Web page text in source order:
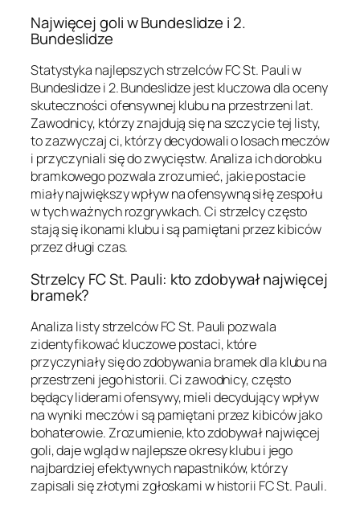
Najwięcej goli w Bundeslidze i 2.
Bundeslidze
Statystyka najlepszych strzelców FC St. Pauli w
Bundeslidze i 2. Bundeslidze jest kluczowa dla oceny
skuteczności ofensywnej klubu na przestrzeni lat.
Zawodnicy, którzy znajdują się na szczycie tej listy,
to zazwyczaj ci, którzy decydowali o losach meczów
i przyczyniali się do zwycięstw. Analiza ich dorobku
bramkowego pozwala zrozumieć, jakie postacie
miały największy wpływ na ofensywną siłę zespołu
w tych ważnych rozgrywkach. Ci strzelcy często
stają się ikonami klubu i są pamiętani przez kibiców
przez długi czas.
Strzelcy FC St. Pauli: kto zdobywał najwięcej
bramek?
Analiza listy strzelców FC St. Pauli pozwala
zidentyfikować kluczowe postaci, które
przyczyniały się do zdobywania bramek dla klubu na
przestrzeni jego historii. Ci zawodnicy, często
będący liderami ofensywy, mieli decydujący wpływ
na wyniki meczów i są pamiętani przez kibiców jako
bohaterowie. Zrozumienie, kto zdobywał najwięcej
goli, daje wgląd w najlepsze okresy klubu i jego
najbardziej efektywnych napastników, którzy
zapisali się złotymi zgłoskami w historii FC St. Pauli.